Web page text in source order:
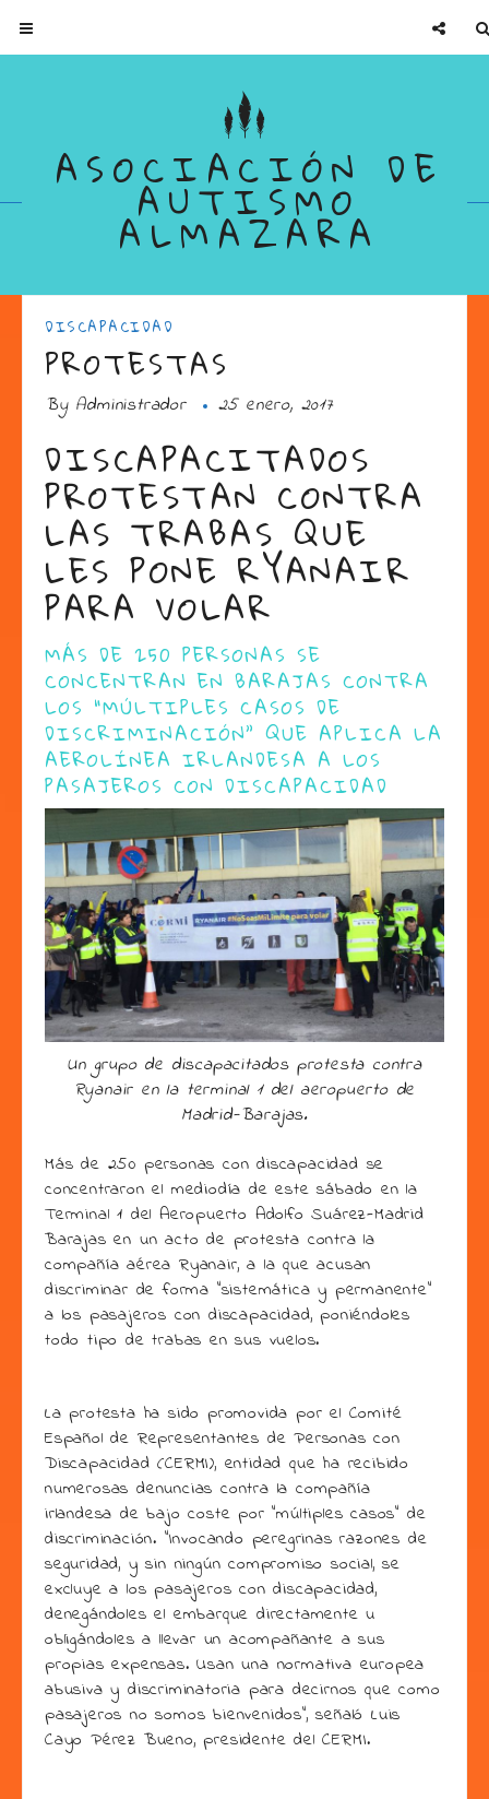
ASOCIACIÓN DE
AUTISMO
ALMAZARA
DISCAPACIDAD
PROTESTAS
By Administrador 25 enero, 2017
DISCAPACITADOS
PROTESTAN CONTRA
LAS TRABAS QUE
LES PONE RYANAIR
PARA VOLAR
MÁS DE 250 PERSONAS SE
CONCENTRAN EN BARAJAS CONTRA
LOS “MÚLTIPLES CASOS DE
DISCRIMINACIÓN” QUE APLICA LA
AEROLÍNEA IRLANDESA A LOS
PASAJEROS CON DISCAPACIDAD
Un grupo de discapacitados protesta contra
Ryanair en la terminal 1 del aeropuerto de
Madrid-Barajas.
Más de 250 personas con discapacidad se
concentraron el mediodía de este sábado en la
Terminal 1 del Aeropuerto Adolfo Suárez-Madrid
Barajas en un acto de protesta contra la
compañía aérea Ryanair, a la que acusan
discriminar de forma “sistemática y permanente”
a los pasajeros con discapacidad, poniéndoles
todo tipo de trabas en sus vuelos.
La protesta ha sido promovida por el Comité
Español de Representantes de Personas con
Discapacidad (CERMI), entidad que ha recibido
numerosas denuncias contra la compañía
irlandesa de bajo coste por “múltiples casos” de
discriminación. “Invocando peregrinas razones de
seguridad, y sin ningún compromiso social, se
excluye a los pasajeros con discapacidad,
denegándoles el embarque directamente u
obligándoles a llevar un acompañante a sus
propias expensas. Usan una normativa europea
abusiva y discriminatoria para decirnos que como
pasajeros no somos bienvenidos”, señaló Luis
Cayo Pérez Bueno, presidente del CERMI.